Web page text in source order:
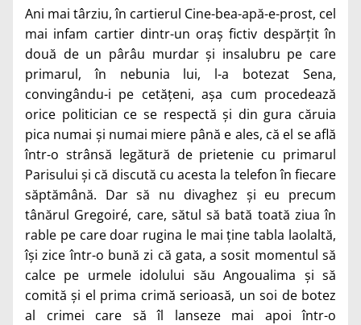
Ani mai târziu, în cartierul Cine-bea-apă-e-prost, cel
mai infam cartier dintr-un oraș fictiv despărțit în
două de un pârâu murdar și insalubru pe care
primarul, în nebunia lui, l-a botezat Sena,
convingându-i pe cetățeni, așa cum procedează
orice politician ce se respectă și din gura căruia
pica numai și numai miere până e ales, că el se află
într-o strânsă legătură de prietenie cu primarul
Parisului și că discută cu acesta la telefon în fiecare
săptămână. Dar să nu divaghez și eu precum
tânărul Gregoiré, care, sătul să bată toată ziua în
rable pe care doar rugina le mai ține tabla laolaltă,
își zice într-o bună zi că gata, a sosit momentul să
calce pe urmele idolului său Angoualima și să
comită și el prima crimă serioasă, un soi de botez
al crimei care să îl lanseze mai apoi într-o